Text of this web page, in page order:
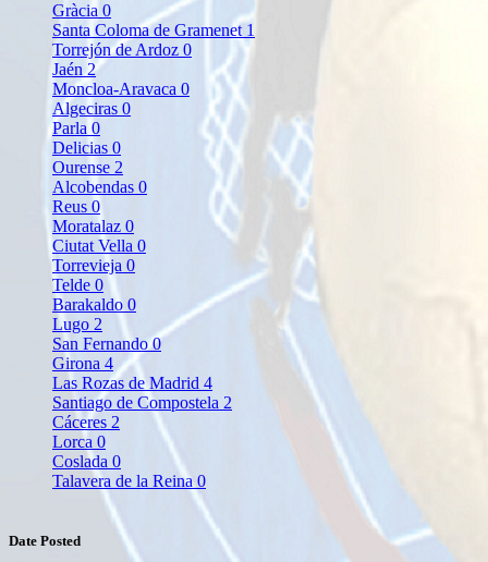
Gràcia 0
Santa Coloma de Gramenet 1
Torrejón de Ardoz 0
Jaén 2
Moncloa-Aravaca 0
Algeciras 0
Parla 0
Delicias 0
Ourense 2
Alcobendas 0
Reus 0
Moratalaz 0
Ciutat Vella 0
Torrevieja 0
Telde 0
Barakaldo 0
Lugo 2
San Fernando0
Girona 4
Las Rozas de Madrid 4
Santiago de Compostela 2
Cáceres 2
Lorca 0
Coslada 0
Talavera de la Reina 0
Date Posted